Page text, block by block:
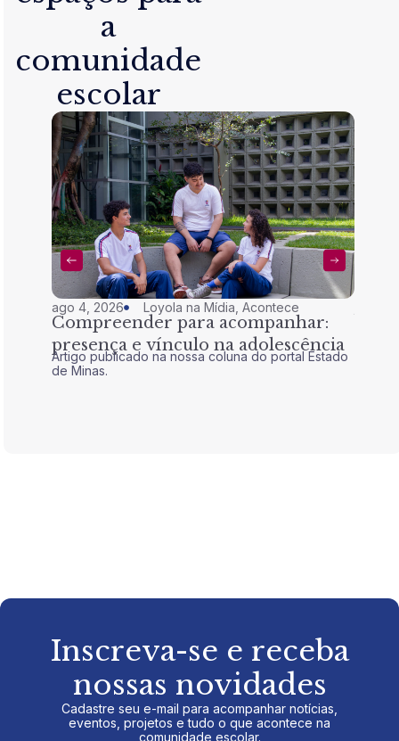
a
comunidade
escolar
ago 4, 2026 Loyola na Mídia ,Acontece
Compreender para acompanhar:
presença e vínculo na adolescência
Artigo publicado na nossa coluna do portal Estado
de Minas.
Inscreva-se e receba
nossas novidades
Cadastre seu e-mail para acompanhar notícias,
eventos, projetos e tudo o que acontece na
comunidade escolar.